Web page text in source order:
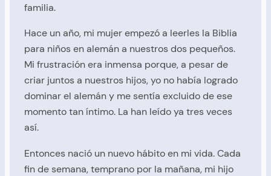
familia.
Hace un año, mi mujer empezó a leerles la Biblia
para niños en alemán a nuestros dos pequeños.
Mi frustración era inmensa porque, a pesar de
criar juntos a nuestros hijos, yo no había logrado
dominar el alemán y me sentía excluido de ese
momento tan íntimo. La han leído ya tres veces
así.
Entonces nació un nuevo hábito en mi vida. Cada
fin de semana, temprano por la mañana, mi hijo